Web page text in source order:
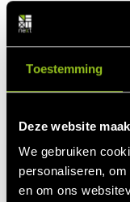
Toestemming
Deze website
We gebruiken
personaliseren,
en om ons
geïnstalleerd, zich
gesloten
besturingssysteem.